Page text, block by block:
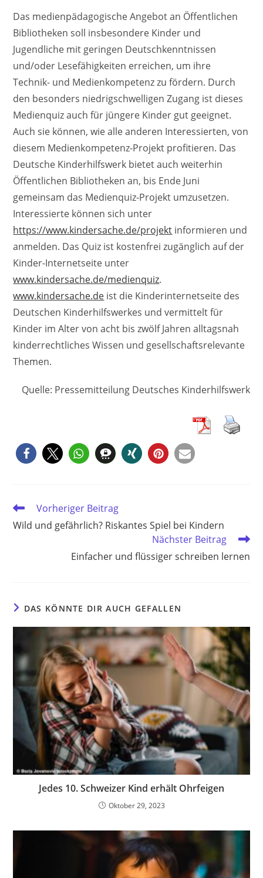
Das medienpädagogische Angebot an Öffentlichen
Bibliotheken soll insbesondere Kinder und
Jugendliche mit geringen Deutschkenntnissen
und/oder Lesefähigkeiten erreichen, um ihre
Technik- und Medienkompetenz zu fördern. Durch
den besonders niedrigschwelligen Zugang ist dieses
Medienquiz auch für jüngere Kinder gut geeignet.
Auch sie können, wie alle anderen Interessierten, von
diesem Medienkompetenz-Projekt profitieren. Das
Deutsche Kinderhilfswerk bietet auch weiterhin
Öffentlichen Bibliotheken an, bis Ende Juni
gemeinsam das Medienquiz-Projekt umzusetzen.
Interessierte können sich unter
https://www.kindersache.de/projekt informieren und
anmelden. Das Quiz ist kostenfrei zugänglich auf der
Kinder-Internetseite unter
www.kindersache.de/medienquiz.
www.kindersache.de ist die Kinderinternetseite des
Deutschen Kinderhilfswerkes und vermittelt für
Kinder im Alter von acht bis zwölf Jahren alltagsnah
kinderrechtliches Wissen und gesellschaftsrelevante
Themen.
Quelle: Pressemitteilung Deutsches Kinderhilfswerk
Weitere
ansehen
Vorheriger Beitrag
Wild und gefährlich? Riskantes Spiel bei Kindern
Nächster Beitrag
Einfacher und flüssiger schreiben lernen
DAS KÖNNTE DIR AUCH GEFALLEN
Jedes 10. Schweizer Kind erhält Ohrfeigen
Oktober 29, 2023